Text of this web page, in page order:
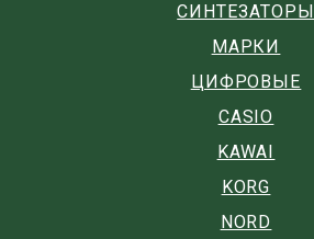
СИНТЕЗАТОРЫ
МАРКИ
ЦИФРОВЫЕ
CASIO
KAWAI
KORG
NORD